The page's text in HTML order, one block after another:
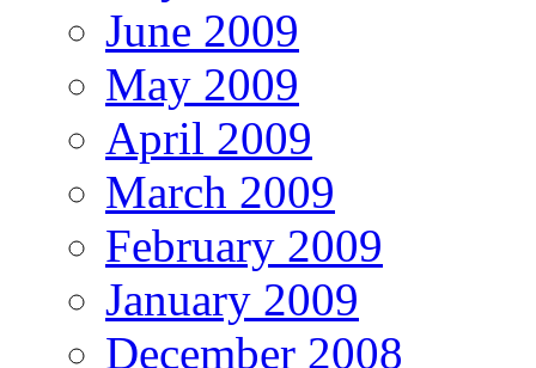
June 2009
May 2009
April 2009
March 2009
February 2009
January 2009
December 2008